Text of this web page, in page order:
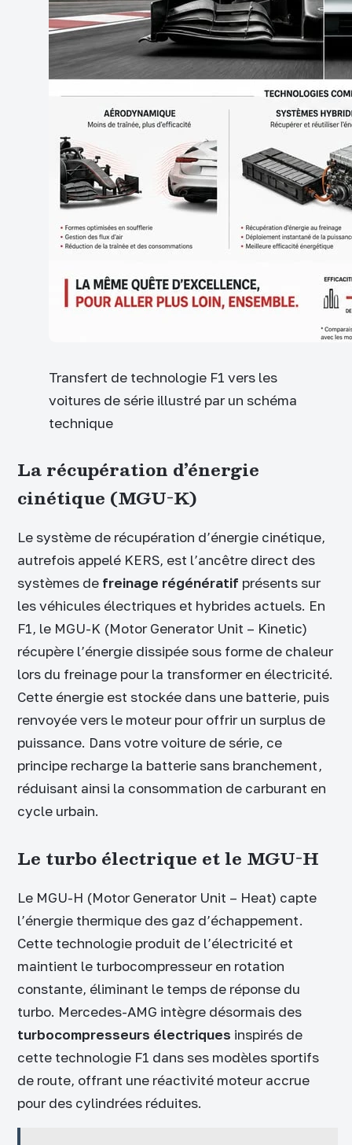
Transfert de technologie F1 vers les
voitures de série illustré par un schéma
technique
La récupération d’énergie
cinétique (MGU-K)
Le système de récupération d’énergie cinétique,
autrefois appelé KERS, est l’ancêtre direct des
systèmes de freinage régénératif présents sur
les véhicules électriques et hybrides actuels. En
F1, le MGU-K (Motor Generator Unit – Kinetic)
récupère l’énergie dissipée sous forme de chaleur
lors du freinage pour la transformer en électricité.
Cette énergie est stockée dans une batterie, puis
renvoyée vers le moteur pour offrir un surplus de
puissance. Dans votre voiture de série, ce
principe recharge la batterie sans branchement,
réduisant ainsi la consommation de carburant en
cycle urbain.
Le turbo électrique et le MGU-H
Le MGU-H (Motor Generator Unit – Heat) capte
l’énergie thermique des gaz d’échappement.
Cette technologie produit de l’électricité et
maintient le turbocompresseur en rotation
constante, éliminant le temps de réponse du
turbo. Mercedes-AMG intègre désormais des
turbocompresseurs électriques inspirés de
cette technologie F1 dans ses modèles sportifs
de route, offrant une réactivité moteur accrue
pour des cylindrées réduites.